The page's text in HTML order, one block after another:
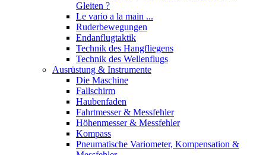
Gleiten ?
Le vario a la main ...
Ruderbewegungen
Endanflugtaktik
Technik des Hangfliegens
Technik des Wellenflugs
Ausrüstung & Instrumente
Die Maschine
Fallschirm
Haubenfaden
Fahrtmesser & Messfehler
Höhenmesser & Messfehler
Kompass
Pneumatische Variometer, Kompensation &